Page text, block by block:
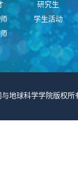
研究生
学生活动
与地球科学学院版